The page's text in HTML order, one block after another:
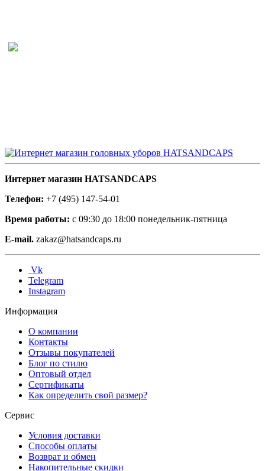
Интернет магазин HATSANDCAPS
Телефон: +7 (495) 147-54-01
Время работы: с 09:30 до 18:00 понедельник-пятница
E-mail. zakaz@hatsandcaps.ru
Vk
Telegram
Instagram
Информация
О компании
Контакты
Отзывы покупателей
Блог по стилю
Оптовый отдел
Сертификаты
Как определить свой размер?
Сервис
Условия доставки
Способы оплаты
Возврат и обмен
Накопительные скидки